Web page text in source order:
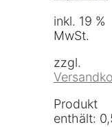
inkl. 19 %
MwSt.
zzgl.
Produkt
enthält: